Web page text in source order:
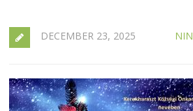
DECEMBER 23, 2025